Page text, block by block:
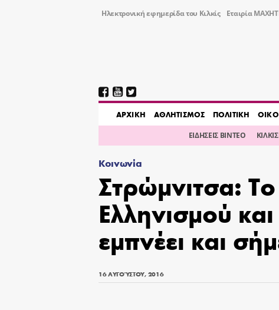
Ηλεκτρονική εφημερίδα του Κιλκίς Εταιρία
AΡΧΙΚΗ ΑΘΛΗΤΙΣΜΟΣ ΠΟΛΙΤΙΚΗ
ΕΙΔΗΣΕΙΣ ΒΙΝΤΕΟ
Κοινωνία
Στρώμνιτσα:
Ελληνισμού
εμπνέει και
16 ΑΥΓΟΎΣΤΟΥ, 2016